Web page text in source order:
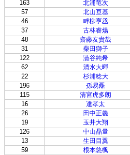
163
北浦竜次
57
北山亘基
46
畔柳亨丞
37
古林睿煬
48
齋藤友貴哉
31
柴田獅子
122
澁谷純希
62
清水大暉
22
杉浦稔大
196
孫易磊
115
清宮虎多朗
16
達孝太
26
田中正義
19
玉井大翔
126
中山晶量
13
生田目翼
59
根本悠楓